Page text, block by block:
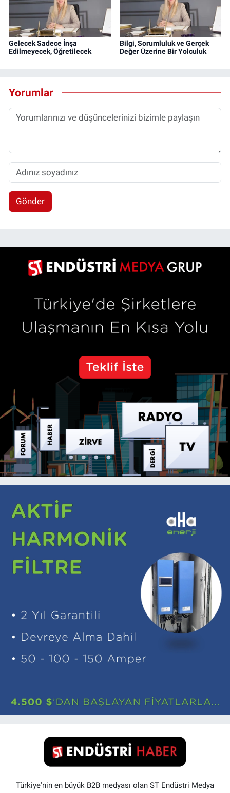
Gelecek Sadece İnşa
Edilmeyecek, Öğretilecek
Bilgi, Sorumluluk ve Gerçek
Değer Üzerine Bir Yolculuk
Yorumlar
Gönder
Türkiye'nin en büyük B2B medyası olan ST Endüstri Medya